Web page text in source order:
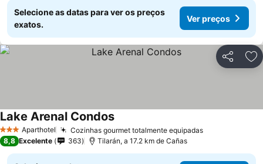
Selecione as datas para ver os preços
exatos.
Ver preços
Partilhar
3 EstrelasAparthotel Cozinhas gourmet totalmente equipadas
Lake Arenal Condos
8,8 Excelente 363 Tilarán, a 17.2 km de Cañas